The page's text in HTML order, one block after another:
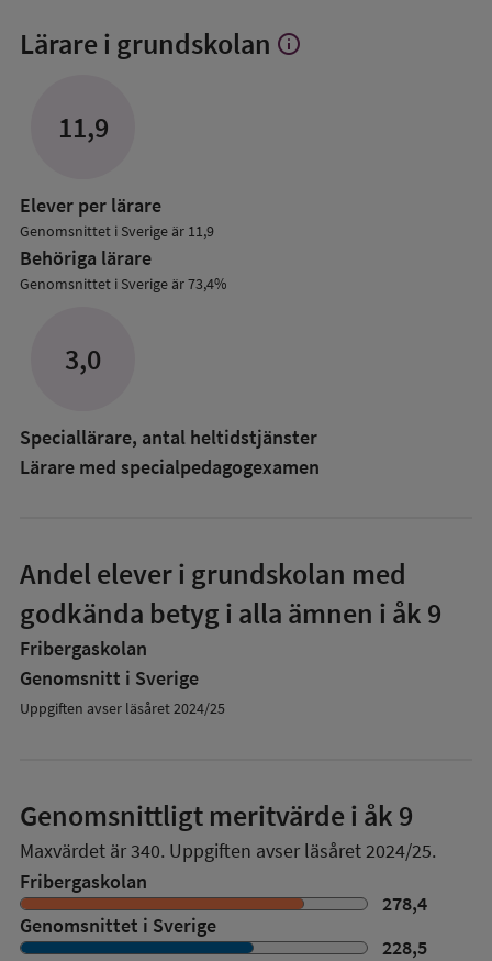
Lärare i grundskolan Visa
info
11,9
Elever per lärare
Genomsnittet i Sverige är 11,9
Behöriga lärare
Genomsnittet i Sverige är 73,4%
3,0
Speciallärare, antal heltidstjänster
Lärare med specialpedagog­examen
Andel elever i grundskolan med
godkända betyg i alla ämnen i åk 9
Fribergaskolan
Genomsnitt i Sverige
Uppgiften avser läsåret 2024/25
Genomsnittligt meritvärde i åk 9
Maxvärdet är 340. Uppgiften avser läsåret 2024/25.
Fribergaskolan
278,4
Genomsnittet i Sverige
228,5